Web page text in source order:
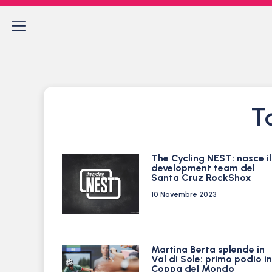
The Cycling NEST: nasce il
development team del
Santa Cruz RockShox
10 Novembre 2023
Martina Berta splende in
Val di Sole: primo podio in
Coppa del Mondo